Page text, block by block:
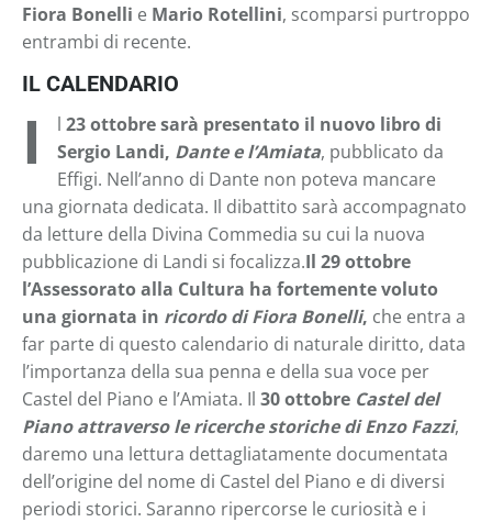
Fiora Bonelli e Mario Rotellini, scomparsi purtroppo
entrambi di recente.
IL CALENDARIO
I l 23 ottobre sarà presentato il nuovo libro di
Sergio Landi, Dante e l’Amiata, pubblicato da
Effigi. Nell’anno di Dante non poteva mancare
una giornata dedicata. Il dibattito sarà accompagnato
da letture della Divina Commedia su cui la nuova
pubblicazione di Landi si focalizza.Il 29 ottobre
l’Assessorato alla Cultura ha fortemente voluto
una giornata in ricordo di Fiora Bonelli, che entra a
far parte di questo calendario di naturale diritto, data
l’importanza della sua penna e della sua voce per
Castel del Piano e l’Amiata. Il 30 ottobre Castel del
Piano attraverso le ricerche storiche di Enzo Fazzi,
daremo una lettura dettagliatamente documentata
dell’origine del nome di Castel del Piano e di diversi
periodi storici. Saranno ripercorse le curiosità e i